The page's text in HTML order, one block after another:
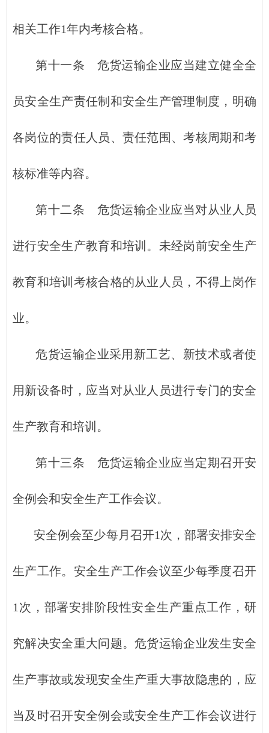
相关工作1年内考核合格。
第十一条 危货运输企业应当建立健全全
员安全生产责任制和安全生产管理制度，明确
各岗位的责任人员、责任范围、考核周期和考
核标准等内容。
第十二条 危货运输企业应当对从业人员
进行安全生产教育和培训。未经岗前安全生产
教育和培训考核合格的从业人员，不得上岗作
业。
危货运输企业采用新工艺、新技术或者使
用新设备时，应当对从业人员进行专门的安全
生产教育和培训。
第十三条 危货运输企业应当定期召开安
全例会和安全生产工作会议。
安全例会至少每月召开1次，部署安排安全
生产工作。安全生产工作会议至少每季度召开
1次，部署安排阶段性安全生产重点工作，研
究解决安全重大问题。危货运输企业发生安全
生产事故或发现安全生产重大事故隐患的，应
当及时召开安全例会或安全生产工作会议进行